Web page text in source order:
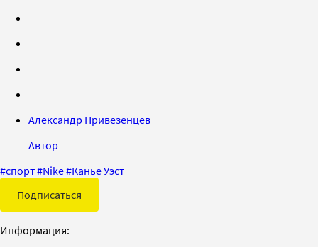
Александр Привезенцев
Автор
#спорт#Nike#Канье Уэст
Подписаться
Информация: